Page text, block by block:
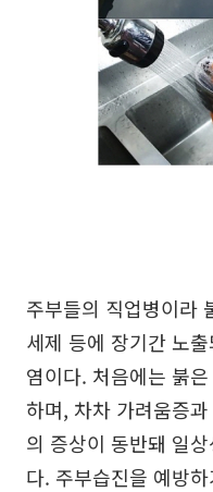
주부들의 직업병이라
세제 등에 장기간 노
염이다. 처음에는 붉
하며, 차차 가려움증
의 증상이 동반돼 일
다. 주부습진을 예방